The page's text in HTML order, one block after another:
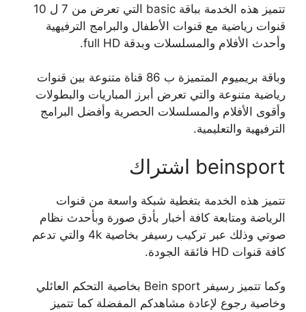
تتميز هذه الخدمة بباقة basic التي تعرض من 7 ل 10
قنوات رياضية مع قنوات الأطفال والبرامج الترفيهية
وأحدث الأفلام والمسلسلات وبدقة full HD.
وباقة بريميوم المتميزة ب 86 قناة متنوعة بين قنوات
رياضية متنوعة والتي تعرض أبرز المباريات والبطولات
وأقوى الأفلام والمسلسلات الحصرية وأفضل البرامج
الترفيهية والتعليمية.
beinsport اشتراك
تتميز هذه الخدمة بتغطية شبكة واسعة من قنوات
الرياضة ومتابعة كافة أخبار بأدق صورة وبأحدث نظام
صوتي وذلك عبر تركيب رسيفر بخاصية 4k والتي تدعم
كافة قنوات HD فائقة الجودة.
وكما تتميز رسيفر Bein sport بخاصية التحكم العائلي
وخاصية رجوع لإعادة مشاهدكم المفضلة كما تتميز